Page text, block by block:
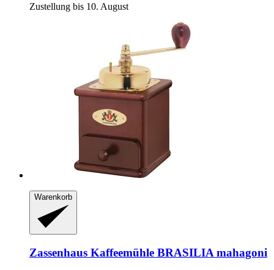
Zustellung bis 10. August
Warenkorb
Zassenhaus Kaffeemühle BRASILIA mahagoni